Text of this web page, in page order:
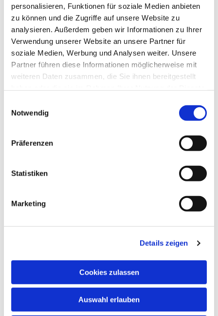
personalisieren, Funktionen für soziale Medien anbieten
zu können und die Zugriffe auf unsere Website zu
analysieren. Außerdem geben wir Informationen zu Ihrer
Verwendung unserer Website an unsere Partner für
soziale Medien, Werbung und Analysen weiter. Unsere
Partner führen diese Informationen möglicherweise mit
weiteren Daten zusammen, die Sie ihnen bereitgestellt
Notwendig
Präferenzen
Statistiken
Marketing
Details zeigen
Cookies zulassen
Auswahl erlauben
Dies könnte Sie auch